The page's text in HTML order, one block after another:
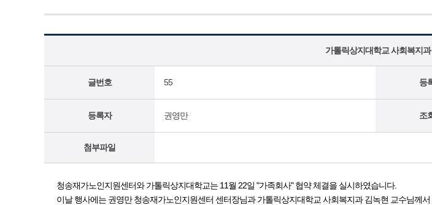
가톨릭상지대학교 사회복지
글번호 55 등
등록자 권영만 조
첨부파일
청송재가노인지원센터와 가톨릭상지대학교는 11월 22일 "가족회사" 협약 체결을 실시하였습니다.
이날 행사에는 권영만 청송재가노인지원센터 센터장님과 가톨릭상지대학교 사회복지과 김녹현 교수님께서